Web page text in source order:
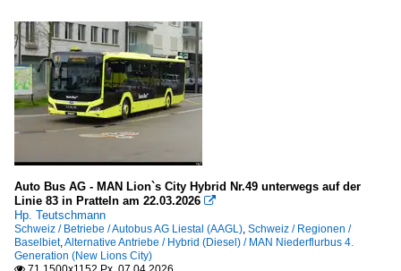
Auto Bus AG - MAN Lion`s City Hybrid Nr.49 unterwegs auf der
Linie 83 in Pratteln am 22.03.2026 
Hp. Teutschmann
Schweiz / Betriebe / Autobus AG Liestal (AAGL), Schweiz / Regionen /
Baselbiet,Alternative Antriebe / Hybrid (Diesel) / MAN Niederflurbus 4.
Generation (New Lions City)